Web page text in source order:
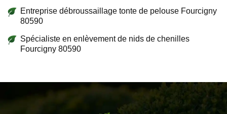
Entreprise débroussaillage tonte de pelouse Fourcigny
80590
Spécialiste en enlèvement de nids de chenilles
Fourcigny 80590